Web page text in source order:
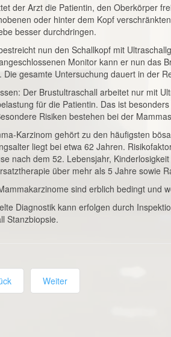
der Arzt die Patientin, den Oberkörper
oder hinter dem Kopf
besser durchdringen.
nun den Schallkopf mit
Monitor kann er nun das
Die gesamte Untersuchung dauert in der
Der Brustultraschall arbeitet nur mit
für die Patientin. Das ist
Risiken bestehen bei der
Karzinom gehört zu den häufigsten
liegt bei etwa 62 Jahren.
nach dem 52. Lebensjahr,
über mehr als 5 Jahre sowie
sind erblich bedingt und
Diagnostik kann erfolgen durch
Stanzbiopsie.
Weiter